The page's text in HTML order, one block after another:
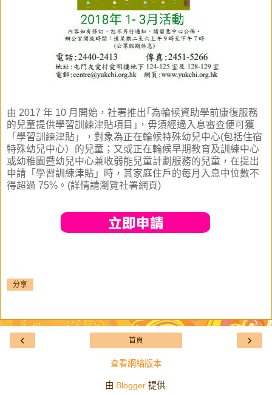
由 2017 年 10 月開始，社署推出｢為輪候資助學前康復服務
的兒童提供學習訓練津貼項目｣，毋須經過入息審查便可獲
「學習訓練津貼」，對象為正在輪候特殊幼兒中心(包括住宿
特殊幼兒中心）的兒童；又或正在輪候早期教育及訓練中心
或幼稚園暨幼兒中心兼收弱能兒童計劃服務的兒童，在提出
申請「學習訓練津貼」時，其家庭住戶的每月入息中位數不
得超過 75%。(詳情請瀏覽社署網頁)
分享
‹ ›
首頁
查看網絡版本
由 Blogger提供.